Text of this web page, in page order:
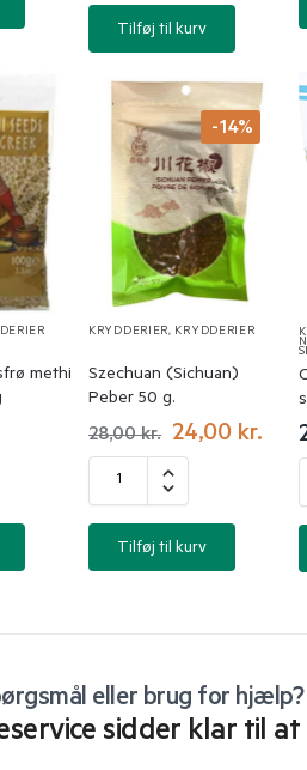
Tilføj til kurv
methi
-14%
KRYDDERIER, KRYDDERIER
Szechuan (Sichuan)
Peber 50 g.
28,00kr. 24,00 kr.
Tilføj til kurv
eller brug for hjælp?
sidder klar til